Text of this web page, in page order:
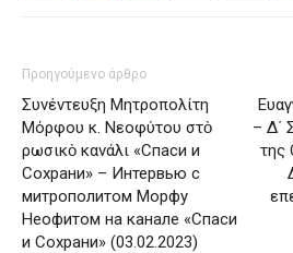
Προηγούμενο άρθρο
Συνέντευξη Μητροπολίτη
Μόρφου κ. Νεοφύτου στὸ
ρωσικὸ κανάλι «Спаси и
Сохрани» – Интервью с
митрополитом Морфу
Неофитом на канале «Спаси
и Сохрани» (03.02.2023)
– Δ΄
της